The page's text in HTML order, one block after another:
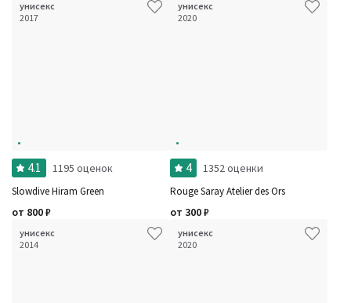
унисекс
2017
4.1 1195 оценок
Slowdive Hiram Green
от 800₽
унисекс
2020
4 1352 оценки
Rouge Saray Atelier des Ors
от 300₽
унисекс
2014
унисекс
2020